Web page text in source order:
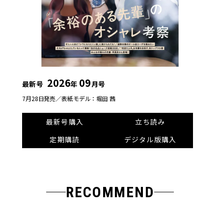
最新号 2026年 09月号
7月28日発売／表紙モデル：堀田 茜
最新号購入
立ち読み
定期購読
デジタル版購入
RECOMMEND